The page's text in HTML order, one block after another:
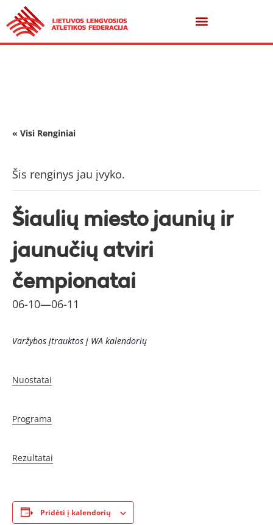
« Visi Renginiai
Šis renginys jau įvyko.
Šiaulių miesto jaunių ir
jaunučių atviri
čempionatai
06-10—06-11
Varžybos įtrauktos į WA kalendorių
Nuostatai
Programa
Rezultatai
Pridėti į kalendorių